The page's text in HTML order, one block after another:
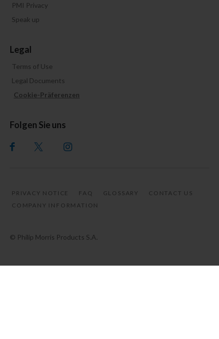
PMI Privacy
Speak up
Legal
Terms of Use
Legal Documents
Cookie-Präferenzen
Folgen Sie uns
PRIVACY NOTICE FAQ GLOSSARY
CONTACT US
COMPANY INFORMATION
© Philip Morris Products S.A.